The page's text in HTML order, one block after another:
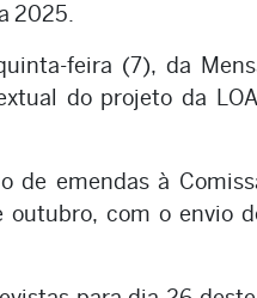
2025.
feira (7), da
do projeto da
de emendas à
outubro, com o envio